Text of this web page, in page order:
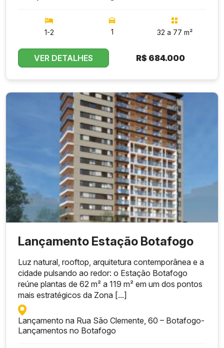
1-2 1 32 a 77 m²
VER DETALHES R$ 684.000
Lançamento Estação Botafogo
Luz natural, rooftop, arquitetura contemporânea e a
cidade pulsando ao redor: o Estação Botafogo
reúne plantas de 62 m² a 119 m² em um dos pontos
mais estratégicos da Zona [...]
Lançamento na Rua São Clemente, 60 – Botafogo-
Lançamentos no Botafogo